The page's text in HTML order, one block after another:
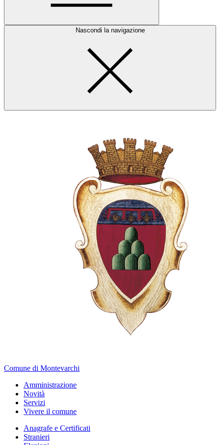
Nascondi la navigazione
Comune di Montevarchi
Amministrazione
Novità
Servizi
Vivere il comune
Anagrafe e Certificati
Stranieri